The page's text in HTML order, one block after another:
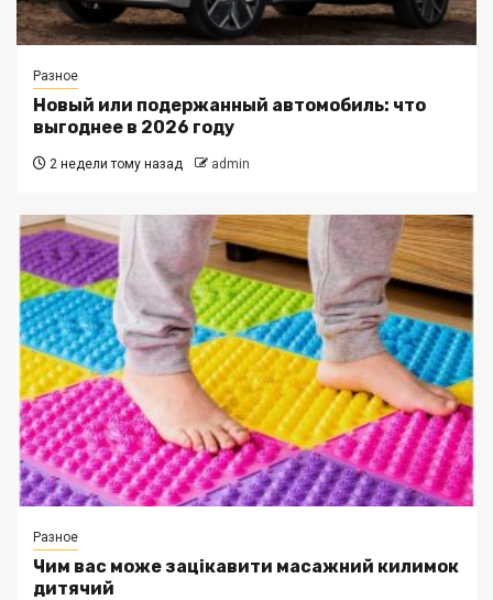
Разное
Новый или подержанный автомобиль: что
выгоднее в 2026 году
2 недели тому назад admin
Разное
Чим вас може зацікавити масажний килимок
дитячий